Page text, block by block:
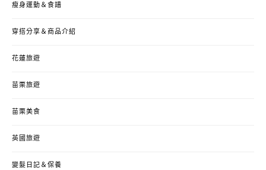
瘦身運動＆食譜
穿搭分享＆商品介紹
花蓮旅遊
苗栗旅遊
苗栗美食
英國旅遊
變髮日記＆保養